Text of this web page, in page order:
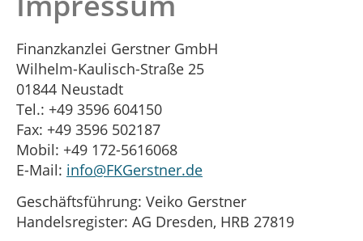
Finanzkanzlei Gerstner GmbH
Wilhelm-Kaulisch-Straße 25
01844 Neustadt
Tel.: +49 3596 604150
Fax: +49 3596 502187
Mobil: +49 172-5616068
E-Mail: info@FKGerstner.de
Geschäftsführung: Veiko Gerstner
Handelsregister: AG Dresden, HRB 27819